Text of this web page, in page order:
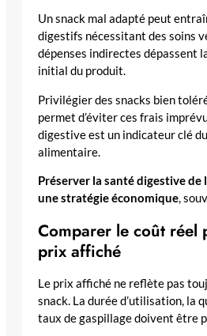
Un snack mal adapté peut
digestifs nécessitant des soins
dépenses indirectes dépassent
initial du produit.
Privilégier des snacks bien
permet d’éviter ces frais
digestive est un indicateur clé
alimentaire.
Préserver la santé digestive de
une stratégie économique,
Comparer le coût réel
prix affiché
Le prix affiché ne reflète pas
snack. La durée d’utilisation, la
taux de gaspillage doivent être